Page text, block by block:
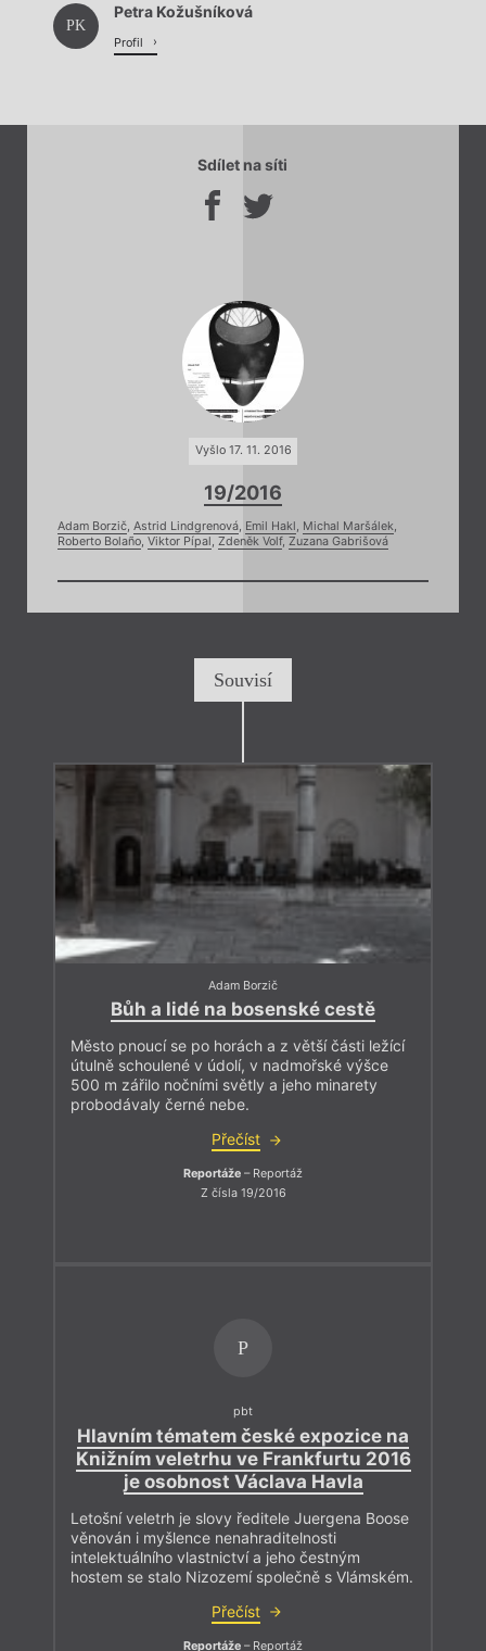
Načítá se.
PK
Petra Kožušníková
Profil
Sdílet na síti
Vyšlo 17. 11. 2016
19/2016
Adam Borzič, Astrid Lindgrenová, Emil Hakl, Michal Maršálek,
Roberto Bolaño, Viktor Pípal, Zdeněk Volf, Zuzana Gabrišová
Souvisí
Adam Borzič
Bůh a lidé na bosenské cestě
Město pnoucí se po horách a z větší části ležící
útulně schoulené v údolí, v nadmořské výšce
500 m zářilo nočními světly a jeho minarety
probodávaly černé nebe.
Přečíst
Reportáže – Reportáž
Z čísla 19/2016
P
pbt
Hlavním tématem české expozice na
Knižním veletrhu ve Frankfurtu 2016
je osobnost Václava Havla
Letošní veletrh je slovy ředitele Juergena Boose
věnován i myšlence nenahraditelnosti
intelektuálního vlastnictví a jeho čestným
hostem se stalo Nizozemí společně s Vlámském.
Přečíst
Reportáže – Reportáž